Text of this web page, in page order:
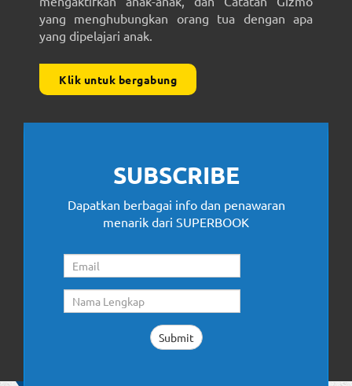
yang menghubungkan orang tua dengan apa
yang dipelajari anak.
Klik untuk bergabung
SUBSCRIBE
Dapatkan berbagai info dan penawaran
menarik dari SUPERBOOK